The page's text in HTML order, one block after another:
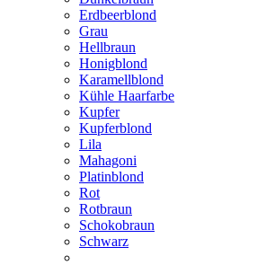
Erdbeerblond
Grau
Hellbraun
Honigblond
Karamellblond
Kühle Haarfarbe
Kupfer
Kupferblond
Lila
Mahagoni
Platinblond
Rot
Rotbraun
Schokobraun
Schwarz